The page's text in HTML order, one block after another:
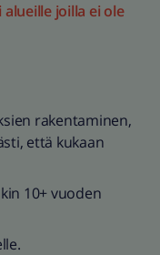
joilla ei ole
rakentaminen,
että kukaan
10+ vuoden